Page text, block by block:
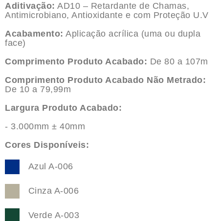
Aditivação: AD10 – Retardante de Chamas,
Antimicrobiano, Antioxidante e com Proteção U.V
Acabamento: Aplicação acrílica (uma ou dupla
face)
Comprimento Produto Acabado: De 80 a 107m
Comprimento Produto Acabado Não Metrado:
De 10 a 79,99m
Largura Produto Acabado:
- 3.000mm ± 40mm
Cores Disponíveis:
Azul A-006
Cinza A-006
Verde A-003